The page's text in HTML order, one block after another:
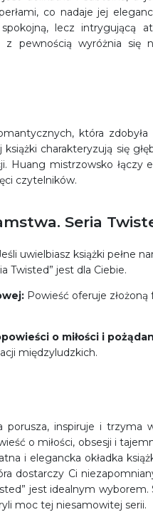
co nadaje jej
lecz intrygującą
z pewnością wyróżnia się
która
charakteryzują się
Huang mistrzowsko łączy
czytelników.
Seria
uwielbiasz książki pełne
Twisted” jest dla Ciebie.
Powieść oferuje
o miłości i
międzyludzkich.
porusza, inspiruje i
o miłości, obsesji i
i elegancka okładka
dostarczy Ci
jest idealnym
moc tej niesamowitej serii.